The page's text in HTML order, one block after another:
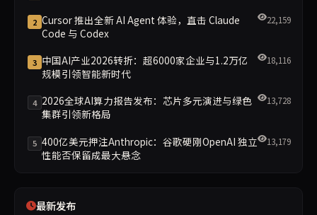
2 Cursor 推出全新 AI Agent 体验，直击 Claude
Code 与 Codex
22,159
3 中国AI产业2026转折：超6000家企业与1.2万亿
规模引领智能新时代
18,116
4 2026全球AI算力报告发布：芯片多元演进与绿色
集群引领新格局
13,728
5 400亿美元押注Anthropic：谷歌硬刚OpenAI 独立
性能否保留成最大悬念
13,179
最新发布